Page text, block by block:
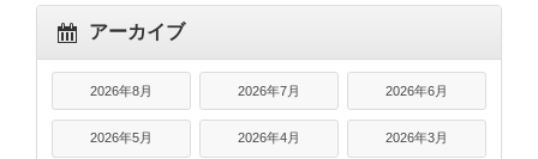
アーカイブ
2026年8月 2026年7月 2026年6月
2026年5月 2026年4月 2026年3月